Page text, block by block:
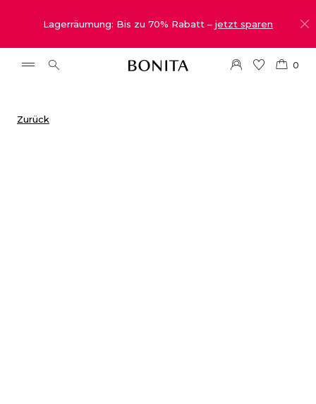
Lagerräumung: Bis zu 70% Rabatt – jetzt sparen
0
Zurück